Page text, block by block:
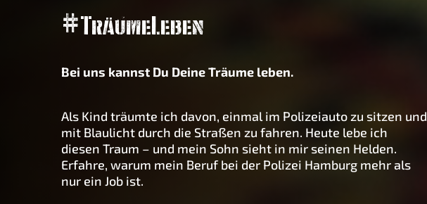
#TräumeLeben
Bei uns kannst Du Deine Träume leben.
Als Kind träumte ich davon, einmal im Polizeiauto zu sitzen und
mit Blaulicht durch die Straßen zu fahren. Heute lebe ich
diesen Traum – und mein Sohn sieht in mir seinen Helden.
Erfahre, warum mein Beruf bei der Polizei Hamburg mehr als
nur ein Job ist.